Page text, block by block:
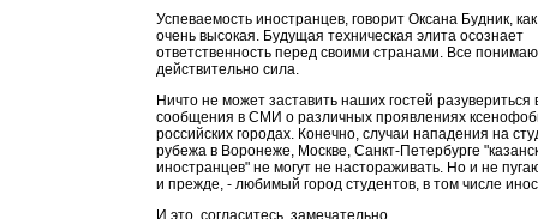
Успеваемость иностранцев, говорит Оксана Будник,
очень высокая. Будущая техническая элита осознает
ответственность перед своими странами. Все
действительно сила.
Ничто не может заставить наших гостей разувериться
сообщения в СМИ о различных проявлениях
российских городах. Конечно, случаи нападения на
рубежа в Воронеже, Москве, Санкт-Петербурге
иностранцев" не могут не настораживать. Но и не
и прежде, - любимый город студентов, в том числе
И это, согласитесь, замечательно.